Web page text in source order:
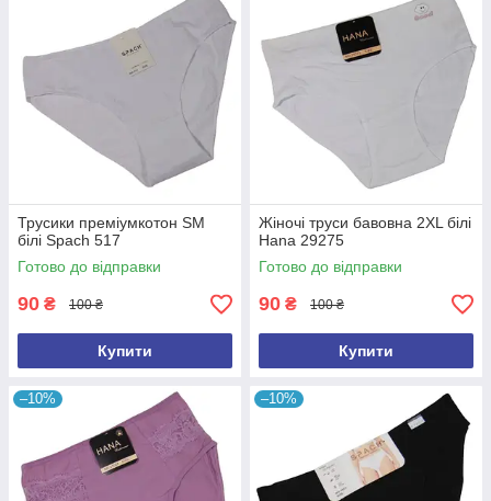
Трусики преміумкотон SM
білі Spach 517
Готово до відправки
90 ₴ 100 ₴
Купити
Жіночі труси бавовна 2XL білі
Hana 29275
Готово до відправки
90 ₴ 100 ₴
Купити
–10% –10%